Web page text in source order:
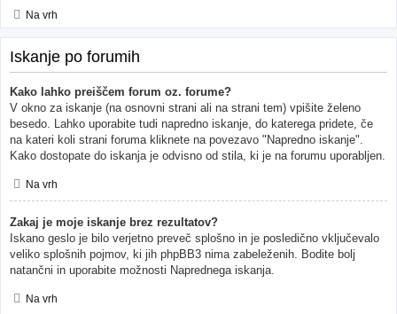
Na vrh
Iskanje po forumih
Kako lahko preiščem forum oz. forume?
V okno za iskanje (na osnovni strani ali na strani tem) vpišite želeno
besedo. Lahko uporabite tudi napredno iskanje, do katerega pridete, če
na kateri koli strani foruma kliknete na povezavo "Napredno iskanje".
Kako dostopate do iskanja je odvisno od stila, ki je na forumu uporabljen.
Na vrh
Zakaj je moje iskanje brez rezultatov?
Iskano geslo je bilo verjetno preveč splošno in je posledično vključevalo
veliko splošnih pojmov, ki jih phpBB3 nima zabeleženih. Bodite bolj
natančni in uporabite možnosti Naprednega iskanja.
Na vrh